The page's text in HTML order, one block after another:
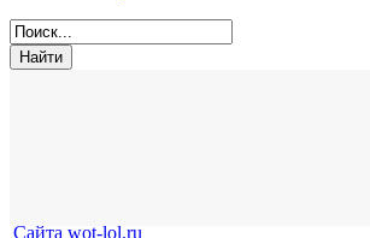
Сайта wot-lol.ru